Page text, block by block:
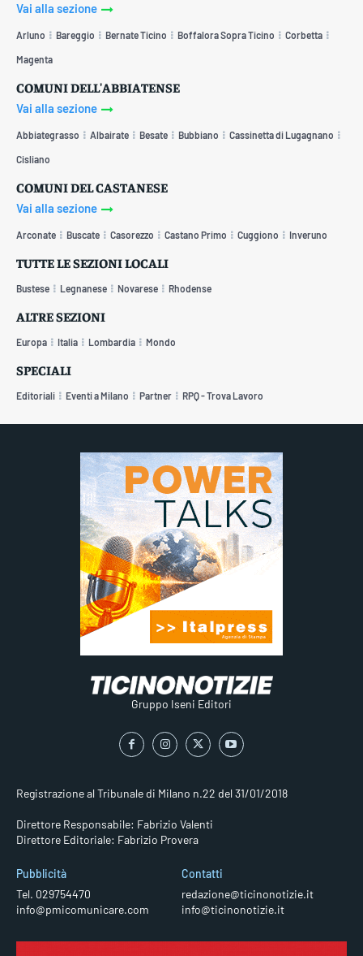
Vai alla sezione
Arluno Bareggio Bernate Ticino Boffalora Sopra Ticino Corbetta
Magenta
COMUNI DELL'ABBIATENSE
Vai alla sezione
Abbiategrasso Albairate Besate Bubbiano Cassinetta di Lugagnano
Cisliano
COMUNI DEL CASTANESE
Vai alla sezione
Arconate Buscate Casorezzo Castano Primo Cuggiono Inveruno
TUTTE LE SEZIONI LOCALI
Bustese Legnanese Novarese Rhodense
ALTRE SEZIONI
Europa Italia Lombardia Mondo
SPECIALI
Editoriali Eventi a Milano Partner RPQ - Trova Lavoro
Gruppo Iseni Editori
Registrazione al Tribunale di Milano n.22 del 31/01/2018
Direttore Responsabile: Fabrizio Valenti
Direttore Editoriale: Fabrizio Provera
Pubblicità
Tel. 029754470
info@pmicomunicare.com
Contatti
redazione@ticinonotizie.it
info@ticinonotizie.it